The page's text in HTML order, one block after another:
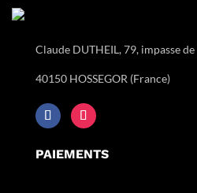
Claude DUTHEIL, 79, impasse de
40150 HOSSEGOR (France)
PAIEMENTS